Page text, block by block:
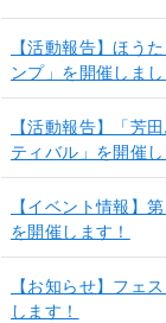
【活動報告】ほう
ンプ」を開催しまし
【活動報告】「芳
ティバル」を開催し
【イベント情報】
を開催します！
【お知らせ】フェ
します！